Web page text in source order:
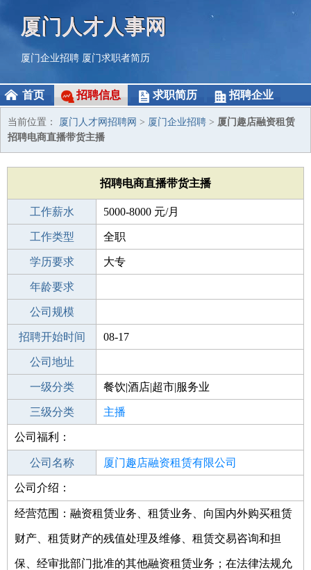
厦门人才人事网
厦门企业招聘 厦门求职者简历
首页 招聘信息 求职简历 招聘企业
当前位置： 厦门人才网招聘网 > 厦门企业招聘 > 厦门趣店融资租赁
招聘电商直播带货主播
招聘电商直播带货主播
工作薪水 5000-8000 元/月
招聘人数 1人
工作类型 全职
性别要求 -
学历要求 大专
工作经验
年龄要求
工作地点
公司规模
公司电话
招聘开始时间 08-17
招聘结束时间
公司地址
一级分类 餐饮|酒店|超市|服务业
二级分类 娱乐/影视
三级分类 主播
其他行业
公司福利：
公司名称 厦门趣店融资租赁有限公司
公司类型
公司介绍：
经营范围：融资租赁业务、租赁业务、向国内外购买租赁
财产、租赁财产的残值处理及维修、租赁交易咨询和担
保、经审批部门批准的其他融资租赁业务；在法律法规允